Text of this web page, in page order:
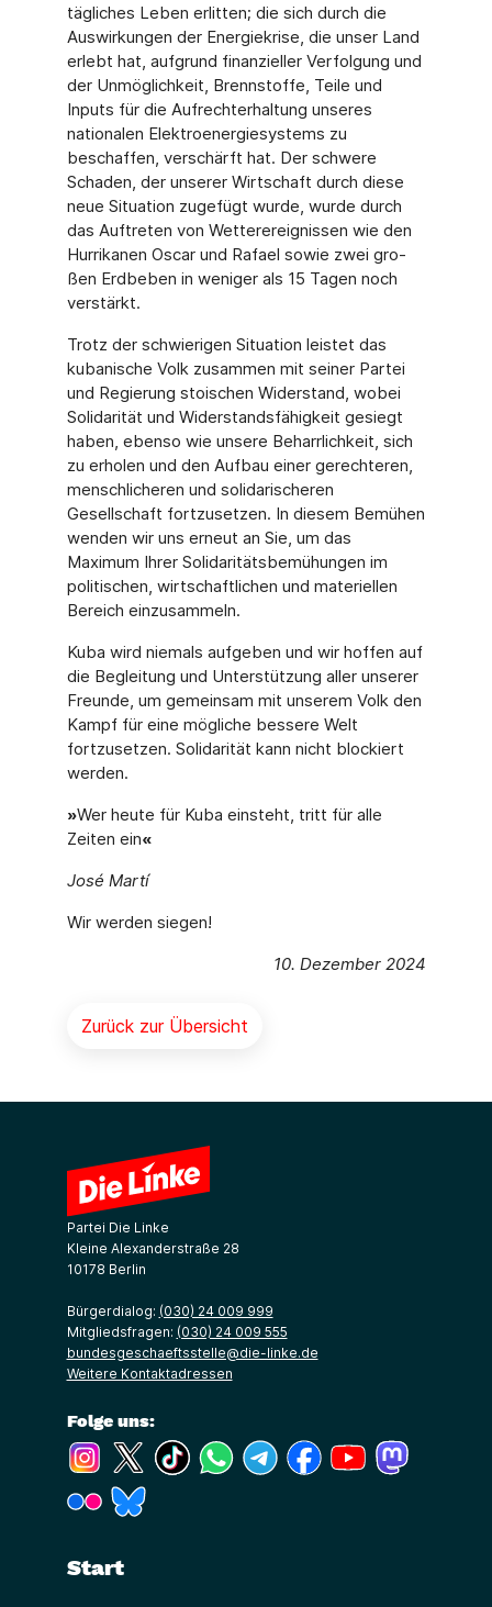
tägliches Leben erlitten; die sich durch die
Auswir­kungen der Energiekrise, die unser Land
erlebt hat, aufgrund finanzieller Verfolgung und
der Unmöglichkeit, Brennstoffe, Teile und
Inputs für die Aufrechterhaltung unseres
nationalen Elektroenergiesystems zu
beschaffen, verschärft hat. Der schwere
Schaden, der unserer Wirtschaft durch diese
neue Situation zugefügt wurde, wurde durch
das Auftreten von Wetterereignissen wie den
Hurrikanen Oscar und Rafael sowie zwei gro­
ßen Erdbeben in weniger als 15 Tagen noch
verstärkt.
Trotz der schwierigen Situation leistet das
kubanische Volk zusammen mit seiner Partei
und Regierung stoischen Widerstand, wobei
Solidarität und Widerstandsfähigkeit ge­siegt
haben, ebenso wie unsere Beharrlichkeit, sich
zu erholen und den Aufbau einer gerechteren,
menschlicheren und solidarischeren
Gesellschaft fortzusetzen. In diesem Bemühen
wenden wir uns erneut an Sie, um das
Maximum Ihrer Solidaritätsbemühun­gen im
politischen, wirtschaftlichen und materiellen
Bereich einzusammeln.
Kuba wird niemals aufgeben und wir hoffen auf
die Begleitung und Unterstützung aller unserer
Freunde, um gemeinsam mit unserem Volk den
Kampf für eine mögliche besse­re Welt
fortzusetzen. Solidarität kann nicht blockiert
werden.
»Wer heute für Kuba einsteht, tritt für alle
Zeiten ein«
José Martí
Wir werden siegen!
10. Dezember 2024
Zurück zur Übersicht
Partei Die Linke
Kleine Alexanderstraße 28
10178 Berlin
Bürgerdialog: (030) 24 009 999
Mitgliedsfragen: (030) 24 009 555
bundesgeschaeftsstelle@die-linke.de
Weitere Kontaktadressen
Folge uns:
(Link öffnet ein neues Fenster)
(Link öffnet ein neues Fenster)
(Link öffnet ein neues Fenster)
(Link öffnet ein neues Fenster)
(Link öffnet ein neues Fenster)
(Link öffnet ein neues
(Link öffnet ein
(Link öffnet ein neues Fenster)
Start